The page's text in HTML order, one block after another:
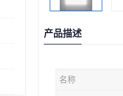
产品描述
名称